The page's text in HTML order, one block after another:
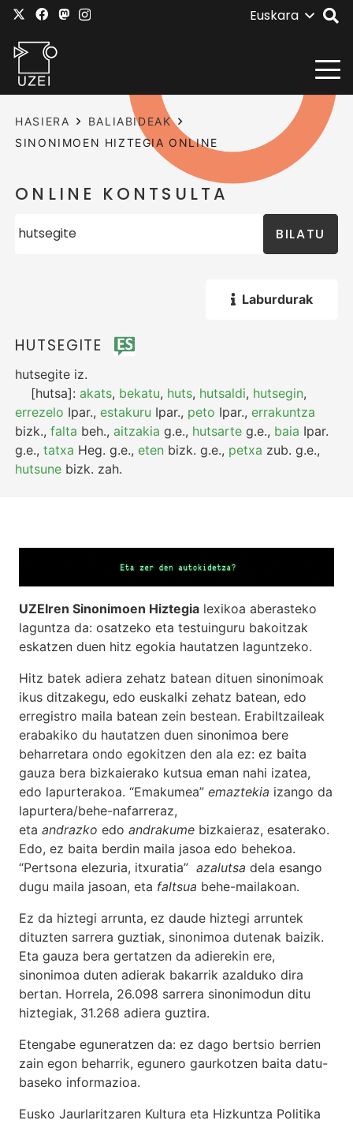
Euskara
HASIERA
BALIABIDEAK
SINONIMOEN HIZTEGIA ONLINE
ONLINE KONTSULTA
BILATU
Laburdurak
HUTSEGITE
hutsegite iz.
[hutsa]:akats, bekatu, huts, hutsaldi, hutsegin,
errezelo Ipar.,estakuru Ipar., peto Ipar.,errakuntza
bizk.,falta beh.,aitzakia g.e., hutsarte g.e., baia Ipar.
g.e.,tatxa Heg. g.e.,eten bizk. g.e., petxa zub. g.e.,
hutsune bizk. zah.
UZEIren Sinonimoen Hiztegia lexikoa aberasteko
laguntza da: osatzeko eta testuinguru bakoitzak
eskatzen duen hitz egokia hautatzen laguntzeko.
Hitz batek adiera zehatz batean dituen sinonimoak
ikus ditzakegu, edo euskalki zehatz batean, edo
erregistro maila batean zein bestean. Erabiltzaileak
erabakiko du hautatzen duen sinonimoa bere
beharretara ondo egokitzen den ala ez: ez baita
gauza bera bizkaierako kutsua eman nahi izatea,
edo lapurterakoa. “Emakumea” emaztekia izango da
lapurtera/behe-nafarreraz,
eta andrazko edo andrakume bizkaieraz, esaterako.
Edo, ez baita berdin maila jasoa edo behekoa.
“Pertsona elezuria, itxuratia” azalutsa dela esango
dugu maila jasoan, eta faltsua behe-mailakoan.
Ez da hiztegi arrunta, ez daude hiztegi arruntek
dituzten sarrera guztiak, sinonimoa dutenak baizik.
Eta gauza bera gertatzen da adierekin ere,
sinonimoa duten adierak bakarrik azalduko dira
bertan. Horrela, 26.098 sarrera sinonimodun ditu
hiztegiak, 31.268 adiera guztira.
Etengabe eguneratzen da: ez dago bertsio berrien
zain egon beharrik, egunero gaurkotzen baita datu-
baseko informazioa.
Eusko Jaurlaritzaren Kultura eta Hizkuntza Politika